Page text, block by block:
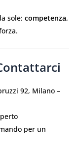
sole: competenza,
92, Milano –
per un